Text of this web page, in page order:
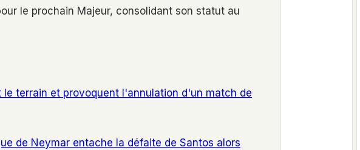
le prochain Majeur, consolidant son statut au
le terrain et provoquent l'annulation d'un match de
de Neymar entache la défaite de Santos alors